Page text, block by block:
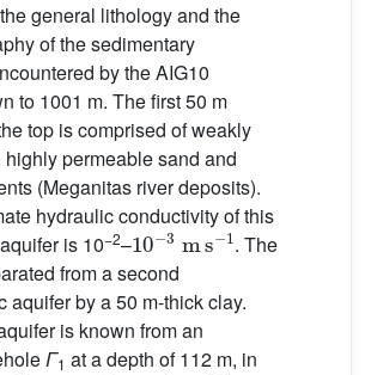
general lithology and the
of the sedimentary
by the AIG10
to 1001 m. The first 50 m
top is comprised of weakly
permeable sand and
(Meganitas river deposits).
hydraulic conductivity of this
is 10−2–
10-3ms-1
. The
from a second
aquifer by a 50 m-thick clay.
is known from an
Γ1 at a depth of 112 m, in